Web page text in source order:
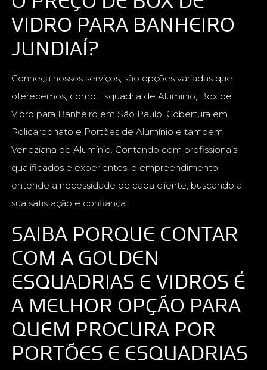
VIDRO PARA BANHEIRO
JUNDIAÍ?
Conheça nossos serviços, são opções variadas que
oferecemos, como Esquadria de Aluminio, Box de
Vidro para Banheiro em São Paulo, Cobertura em
Policarbonato e Portões de Alumínio e tambem
Veneziana de Alumínio. Contando com profissionais
qualificados e experientes, o empreendimento
entende a necessidade de cada cliente, buscando a
sua satisfação e confiança.
SAIBA PORQUE CONTAR
COM A GOLDEN
ESQUADRIAS E VIDROS É
A MELHOR OPÇÃO PARA
QUEM PROCURA POR
PORTÕES E ESQUADRIAS